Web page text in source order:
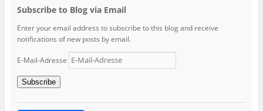
Subscribe to Blog via Email
Enter your email address to subscribe to this blog and receive
notifications of new posts by email.
E-Mail-Adresse
Subscribe